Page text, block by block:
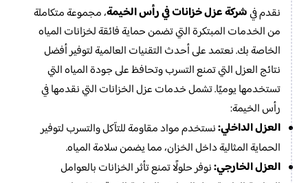
نقدم فيشركة عزل خزانات في رأس الخيمة، مجموعة متكاملة
من الخدمات المبتكرة التي تضمن حماية فائقة لخزانات المياه
الخاصة بك. نعتمد على أحدث التقنيات العالمية لتوفير أفضل
نتائج العزل التي تمنع التسرب وتحافظ على جودة المياه التي
تستخدمها يوميًا. تشمل خدمات عزل الخزانات التي نقدمها في
رأس الخيمة:
العزل الداخلي:نستخدم مواد مقاومة للتآكل والتسرب لتوفير
الحماية المثالية داخل الخزان، مما يضمن سلامة المياه.
العزل الخارجي:نوفر حلولًا تمنع تأثر الخزانات بالعوامل